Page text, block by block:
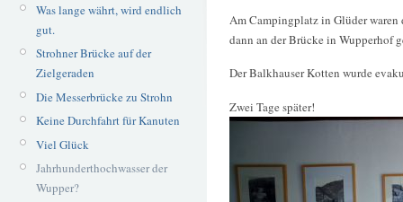
Was lange währt, wird endlich
gut.
Strohner Brücke auf der
Zielgeraden
Die Messerbrücke zu Strohn
Keine Durchfahrt für Kanuten
Viel Glück
Jahrhunderthochwasser der
Wupper?
Am Campingplatz in Glüder
dann an der Brücke in Wupperhof
Der Balkhauser Kotten wurde
Zwei Tage später!